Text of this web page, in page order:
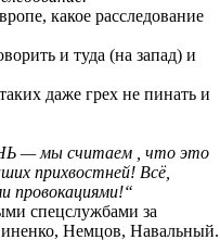
какое расследование
и туда (на запад) и
даже грех не пинать и
— мы считаем , что это
прихвостней! Всё,
провокациями!“
спецслужбами за
Немцов, Навальный.